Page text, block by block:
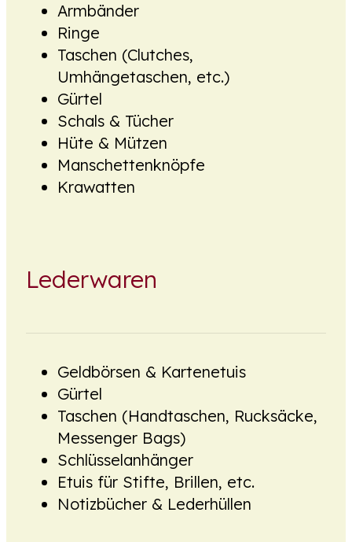
Armbänder
Ringe
Taschen (Clutches,
Umhängetaschen, etc.)
Gürtel
Schals & Tücher
Hüte & Mützen
Manschettenknöpfe
Krawatten
Lederwaren
Geldbörsen & Kartenetuis
Gürtel
Taschen (Handtaschen, Rucksäcke,
Messenger Bags)
Schlüsselanhänger
Etuis für Stifte, Brillen, etc.
Notizbücher & Lederhüllen